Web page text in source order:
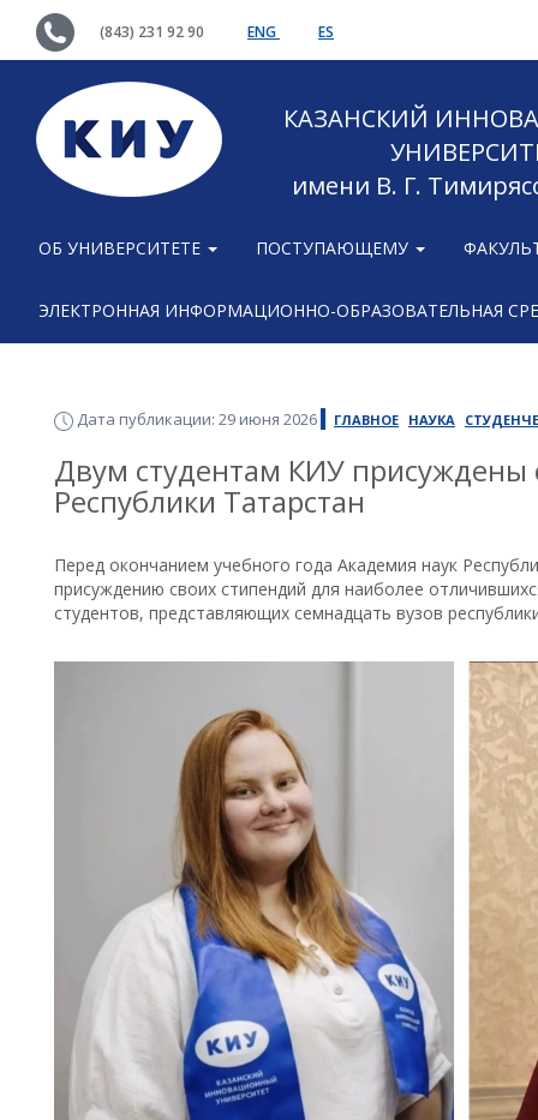
(843) 231 92 90 ENG ES
КАЗАНСКИЙ
имени В. Г.
ОБ УНИВЕРСИТЕТЕ ПОСТУПАЮЩЕМУ
ЭЛЕКТРОННАЯ ИНФОРМАЦИОННО-ОБРАЗОВАТЕЛЬНАЯ
Дата публикации: 29 июня 2026 ГЛАВНОЕ НАУКА
Двум студентам КИУ присуждены
Республики Татарстан
Перед окончанием учебного года Академия наук
присуждению своих стипендий для наиболее
студентов, представляющих семнадцать вузов